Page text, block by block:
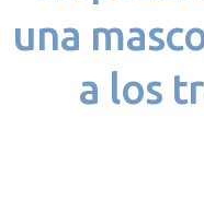
una
a los